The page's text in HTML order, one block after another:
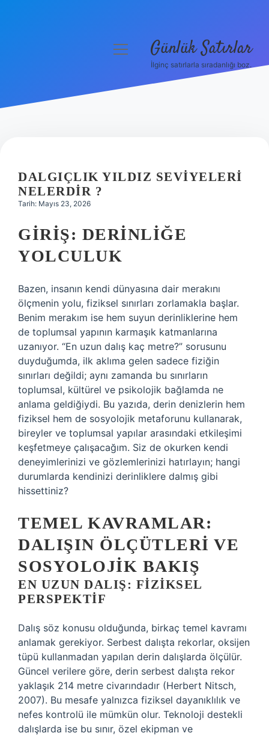
Hakkımızda
menüyü Günlük Satırlar
İlginç satırlarla sıradanlığı boz.
DALGIÇLIK YILDIZ SEVIYELERI
NELERDIR ?
Tarih: Mayıs 23, 2026
GIRIŞ: DERINLIĞE
YOLCULUK
Bazen, insanın kendi dünyasına dair merakını
ölçmenin yolu, fiziksel sınırları zorlamakla başlar.
Benim merakım ise hem suyun derinliklerine hem
de toplumsal yapının karmaşık katmanlarına
uzanıyor. “En uzun dalış kaç metre?” sorusunu
duyduğumda, ilk aklıma gelen sadece fiziğin
sınırları değildi; aynı zamanda bu sınırların
toplumsal, kültürel ve psikolojik bağlamda ne
anlama geldiğiydi. Bu yazıda, derin denizlerin hem
fiziksel hem de sosyolojik metaforunu kullanarak,
bireyler ve toplumsal yapılar arasındaki etkileşimi
keşfetmeye çalışacağım. Siz de okurken kendi
deneyimlerinizi ve gözlemlerinizi hatırlayın; hangi
durumlarda kendinizi derinliklere dalmış gibi
hissettiniz?
TEMEL KAVRAMLAR:
DALIŞIN ÖLÇÜTLERI VE
SOSYOLOJIK BAKIŞ
EN UZUN DALIŞ: FIZIKSEL
PERSPEKTIF
Dalış söz konusu olduğunda, birkaç temel kavramı
anlamak gerekiyor. Serbest dalışta rekorlar, oksijen
tüpü kullanmadan yapılan derin dalışlarda ölçülür.
Güncel verilere göre, derin serbest dalışta rekor
yaklaşık 214 metre civarındadır (Herbert Nitsch,
2007). Bu mesafe yalnızca fiziksel dayanıklılık ve
nefes kontrolü ile mümkün olur. Teknoloji destekli
dalışlarda ise bu sınır, özel ekipman ve